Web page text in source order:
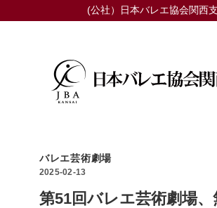
(公社）日本バレエ協会関西
バレエ芸術劇場
2025-02-13
第51回バレエ芸術劇場、